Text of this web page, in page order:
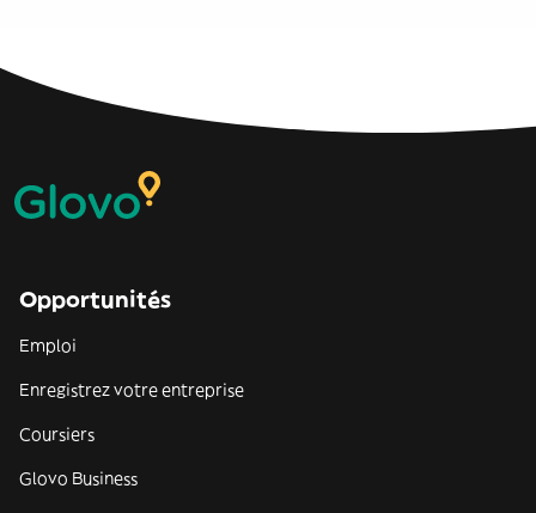
Opportunités
Emploi
Enregistrez votre entreprise
Coursiers
Glovo Business